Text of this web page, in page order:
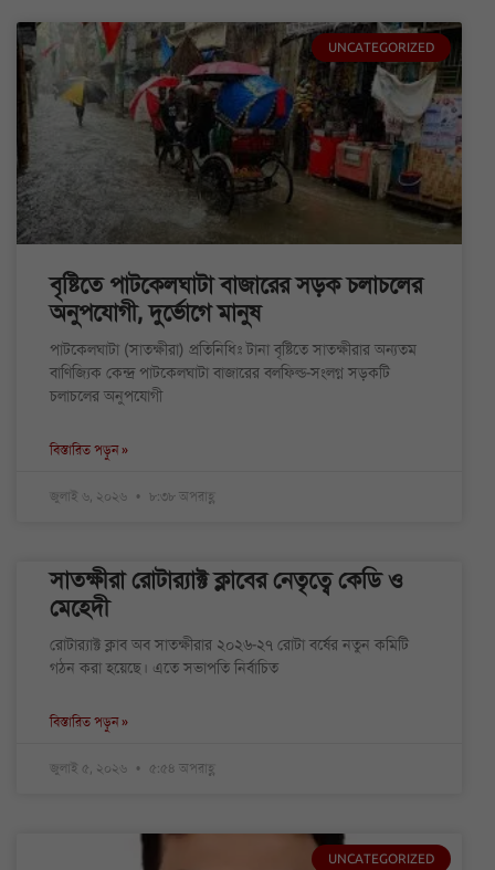
UNCATEGORIZED
বৃষ্টিতে পাটকেলঘাটা বাজারের সড়ক চলাচলের
অনুপযোগী, দুর্ভোগে মানুষ
পাটকেলঘাটা (সাতক্ষীরা) প্রতিনিধিঃ টানা বৃষ্টিতে সাতক্ষীরার অন্যতম
বাণিজ্যিক কেন্দ্র পাটকেলঘাটা বাজারের বলফিল্ড-সংলগ্ন সড়কটি
চলাচলের অনুপযোগী
বিস্তারিত পড়ুন »
জুলাই ৬, ২০২৬ ৮:৩৮ অপরাহ্ণ
সাতক্ষীরা রোটার‌্যাক্ট ক্লাবের নেতৃত্বে কেডি ও
মেহেদী
রোটার‌্যাক্ট ক্লাব অব সাতক্ষীরার ২০২৬-২৭ রোটা বর্ষের নতুন কমিটি
গঠন করা হয়েছে। এতে সভাপতি নির্বাচিত
বিস্তারিত পড়ুন »
জুলাই ৫, ২০২৬ ৫:৫৪ অপরাহ্ণ
UNCATEGORIZED